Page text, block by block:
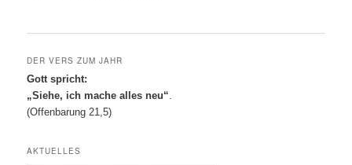
DER VERS ZUM JAHR
Gott spricht:
„Siehe, ich mache alles neu“.
(Offenbarung 21,5)
AKTUELLES